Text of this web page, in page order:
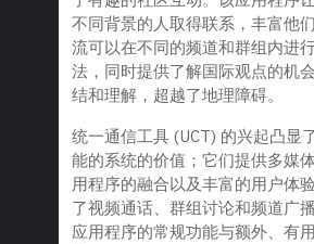
不同背景的人取得联系，丰富他
流可以在不同的频道和群组内进
法，同时提供了解国际观点的机
结和理解，超越了地理障碍。
统一通信工具 (UCT) 的兴起凸显
能的系统的价值；它们提供多媒
用程序的融合以及丰富的用户体
了视频通话、群组讨论和频道广
应用程序的常规功能与额外、有